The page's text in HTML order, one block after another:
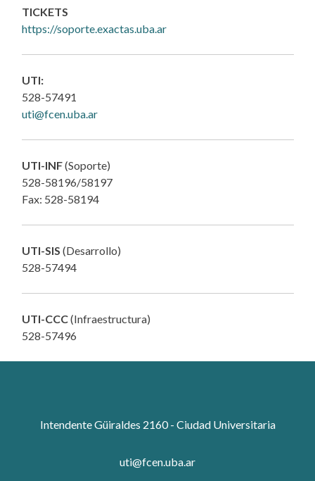
TICKETS
https://soporte.exactas.uba.ar
UTI:
528-57491
uti@fcen.uba.ar
UTI-INF(Soporte)
528-58196/58197
Fax: 528-58194
UTI-SIS (Desarrollo)
528-57494
UTI-CCC(Infraestructura)
528-57496
Intendente Güiraldes 2160 - Ciudad Universitaria
uti@fcen.uba.ar